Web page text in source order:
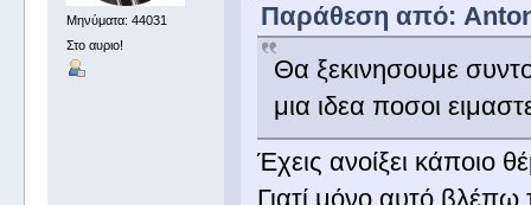
Μηνύματα: 44031
Στο αυριο!
Παράθεση από:
Θα ξεκινησουμε
μια ιδεα ποσοι
Έχεις ανοίξει κάποιο
Γιατί μόνο αυτό βλέπω